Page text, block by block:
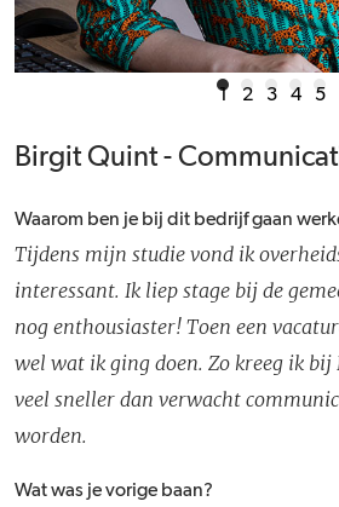
1 2 3 4 5
Birgit Quint -
Waarom ben je bij dit bedrijf gaan
Tijdens mijn studie vond ik
interessant. Ik liep stage bij de
nog enthousiaster! Toen een
wel wat ik ging doen. Zo kreeg ik bij
veel sneller dan verwacht
worden.
Wat was je vorige baan?